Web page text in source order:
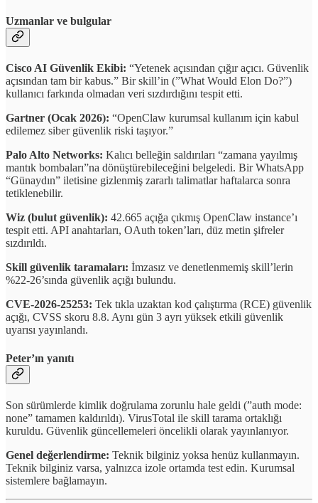
Uzmanlar ve bulgular
Cisco AI Güvenlik Ekibi: “Yetenek açısından çığır açıcı. Güvenlik
açısından tam bir kabus.” Bir skill’in (”What Would Elon Do?”)
kullanıcı farkında olmadan veri sızdırdığını tespit etti.
Gartner (Ocak 2026): “OpenClaw kurumsal kullanım için kabul
edilemez siber güvenlik riski taşıyor.”
Palo Alto Networks: Kalıcı belleğin saldırıları “zamana yayılmış
mantık bombaları”na dönüştürebileceğini belgeledi. Bir WhatsApp
“Günaydın” iletisine gizlenmiş zararlı talimatlar haftalarca sonra
tetiklenebilir.
Wiz (bulut güvenlik): 42.665 açığa çıkmış OpenClaw instance’ı
tespit etti. API anahtarları, OAuth token’ları, düz metin şifreler
sızdırıldı.
Skill güvenlik taramaları: İmzasız ve denetlenmemiş skill’lerin
%22-26’sında güvenlik açığı bulundu.
CVE-2026-25253: Tek tıkla uzaktan kod çalıştırma (RCE) güvenlik
açığı, CVSS skoru 8.8. Aynı gün 3 ayrı yüksek etkili güvenlik
uyarısı yayınlandı.
Peter’ın yanıtı
Son sürümlerde kimlik doğrulama zorunlu hale geldi (”auth mode:
none” tamamen kaldırıldı). VirusTotal ile skill tarama ortaklığı
kuruldu. Güvenlik güncellemeleri öncelikli olarak yayınlanıyor.
Genel değerlendirme: Teknik bilginiz yoksa henüz kullanmayın.
Teknik bilginiz varsa, yalnızca izole ortamda test edin. Kurumsal
sistemlere bağlamayın.